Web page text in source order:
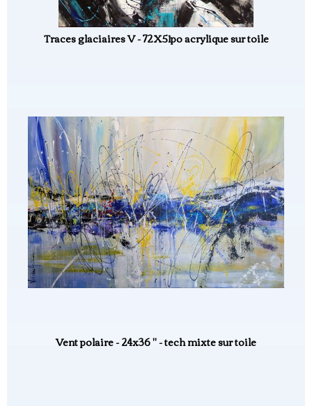
Traces glaciaires V - 72X51po acrylique sur toile
Vent polaire - 24x36 " - tech mixte sur toile